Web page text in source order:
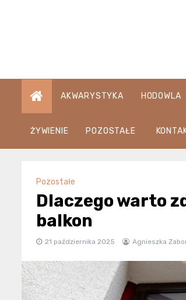
AKWARYSTYKA HODOWLA
ŻYWIENIE POZOSTAŁE
Pozostałe
Dlaczego warto
balkon
21 października 2025 Agnieszka